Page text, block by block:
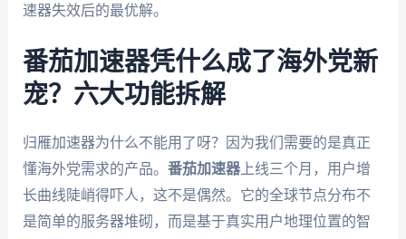
速器失效后的最优解。
番茄加速器凭什么成了海外党新
宠？六大功能拆解
归雁加速器为什么不能用了呀？因为我们需要的是真正
懂海外党需求的产品。 番茄加速器上线三个月，用户增
长曲线陡峭得吓人，这不是偶然。它的全球节点分布不
是简单的服务器堆砌，而是基于真实用户地理位置的智